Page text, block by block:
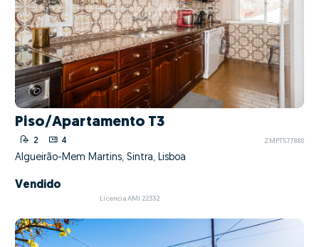
Piso/Apartamento T3
2 4 ZMPT577880
Algueirão-Mem Martins, Sintra, Lisboa
Vendido
Licencia AMI 22332